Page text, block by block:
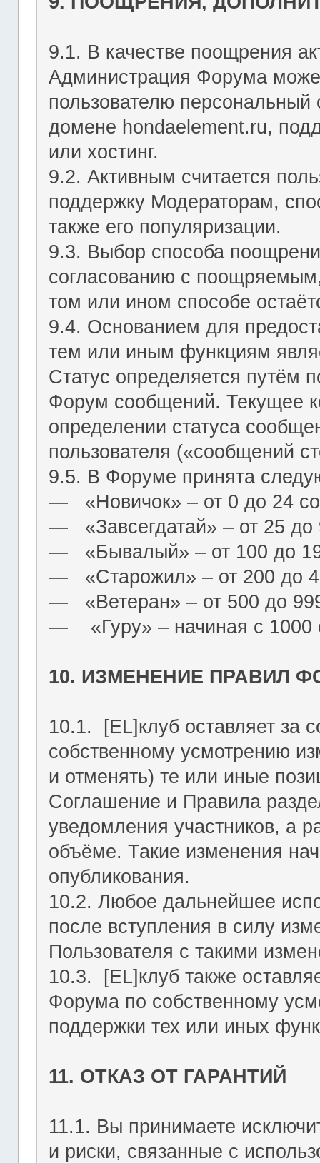
9.1. В качестве поощрения
Администрация Форума
пользователю персональный
домене hondaelement.ru,
или хостинг.
9.2. Активным считается
поддержку Модераторам,
также его популяризации.
9.3. Выбор способа
согласованию с
том или ином способе
9.4. Основанием для
тем или иным функциям
Статус определяется путём
Форум сообщений. Текущее
определении статуса
пользователя («сообщений
9.5. В Форуме принята
― «Новичок» – от 0 до 24
― «Завсегдатай» – от 25 до
― «Бывалый» – от 100 до
― «Старожил» – от 200 до
― «Ветеран» – от 500 до
― «Гуру» – начиная с 1000
10. ИЗМЕНЕНИЕ ПРАВИЛ
10.1. [EL]клуб оставляет за
собственному усмотрению
и отменять) те или иные
Соглашение и Правила
уведомления участников, а
объёме. Такие изменения
опубликования.
10.2. Любое дальнейшее
после вступления в силу
Пользователя с такими
10.3. [EL]клуб также
Форума по собственному
поддержки тех или иных
11. ОТКАЗ ОТ ГАРАНТИЙ
11.1. Вы принимаете
и риски, связанные с